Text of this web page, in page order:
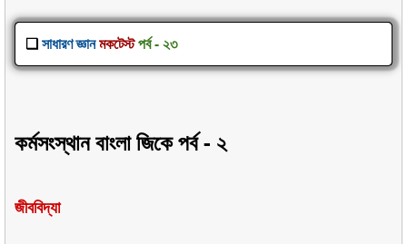
❑সাধারণ জ্ঞানমকটেস্টপর্ব - ২৩
কর্মসংস্থান বাংলা জিকে পর্ব - ২
জীববিদ্যা